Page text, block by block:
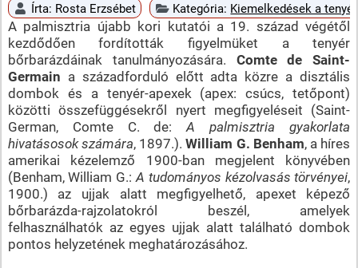
Írta: Rosta Erzsébet Kategória: Kiemelkedések a
A palmisztria újabb kori kutatói a 19. század végétől
kezdődően fordították figyelmüket a tenyér
bőrbarázdáinak tanulmányozására. Comte de Saint-
Germain a századforduló előtt adta közre a disztális
dombok és a tenyér-apexek (apex: csúcs, tetőpont)
közötti összefüggésekről nyert megfigyeléseit (Saint-
German, Comte C. de:A palmisztria gyakorlata
hivatásosok számára, 1897.).William G. Benham, a híres
amerikai kézelemző 1900-ban megjelent könyvében
(Benham, William G.: A tudományos kézolvasás törvényei,
1900.) az ujjak alatt megfigyelhető, apexet képező
bőrbarázda-rajzolatokról beszél, amelyek
felhasználhatók az egyes ujjak alatt található dombok
pontos helyzetének meghatározásához.